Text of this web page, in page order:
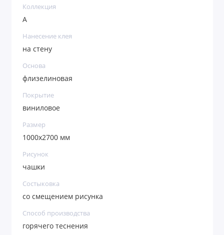
Коллекция
А
Нанесение клея
на стену
Основа
флизелиновая
Покрытие
виниловое
Размер
1000х2700 мм
Рисунок
чашки
Состыковка
со смещением рисунка
Способ производства
горячего теснения